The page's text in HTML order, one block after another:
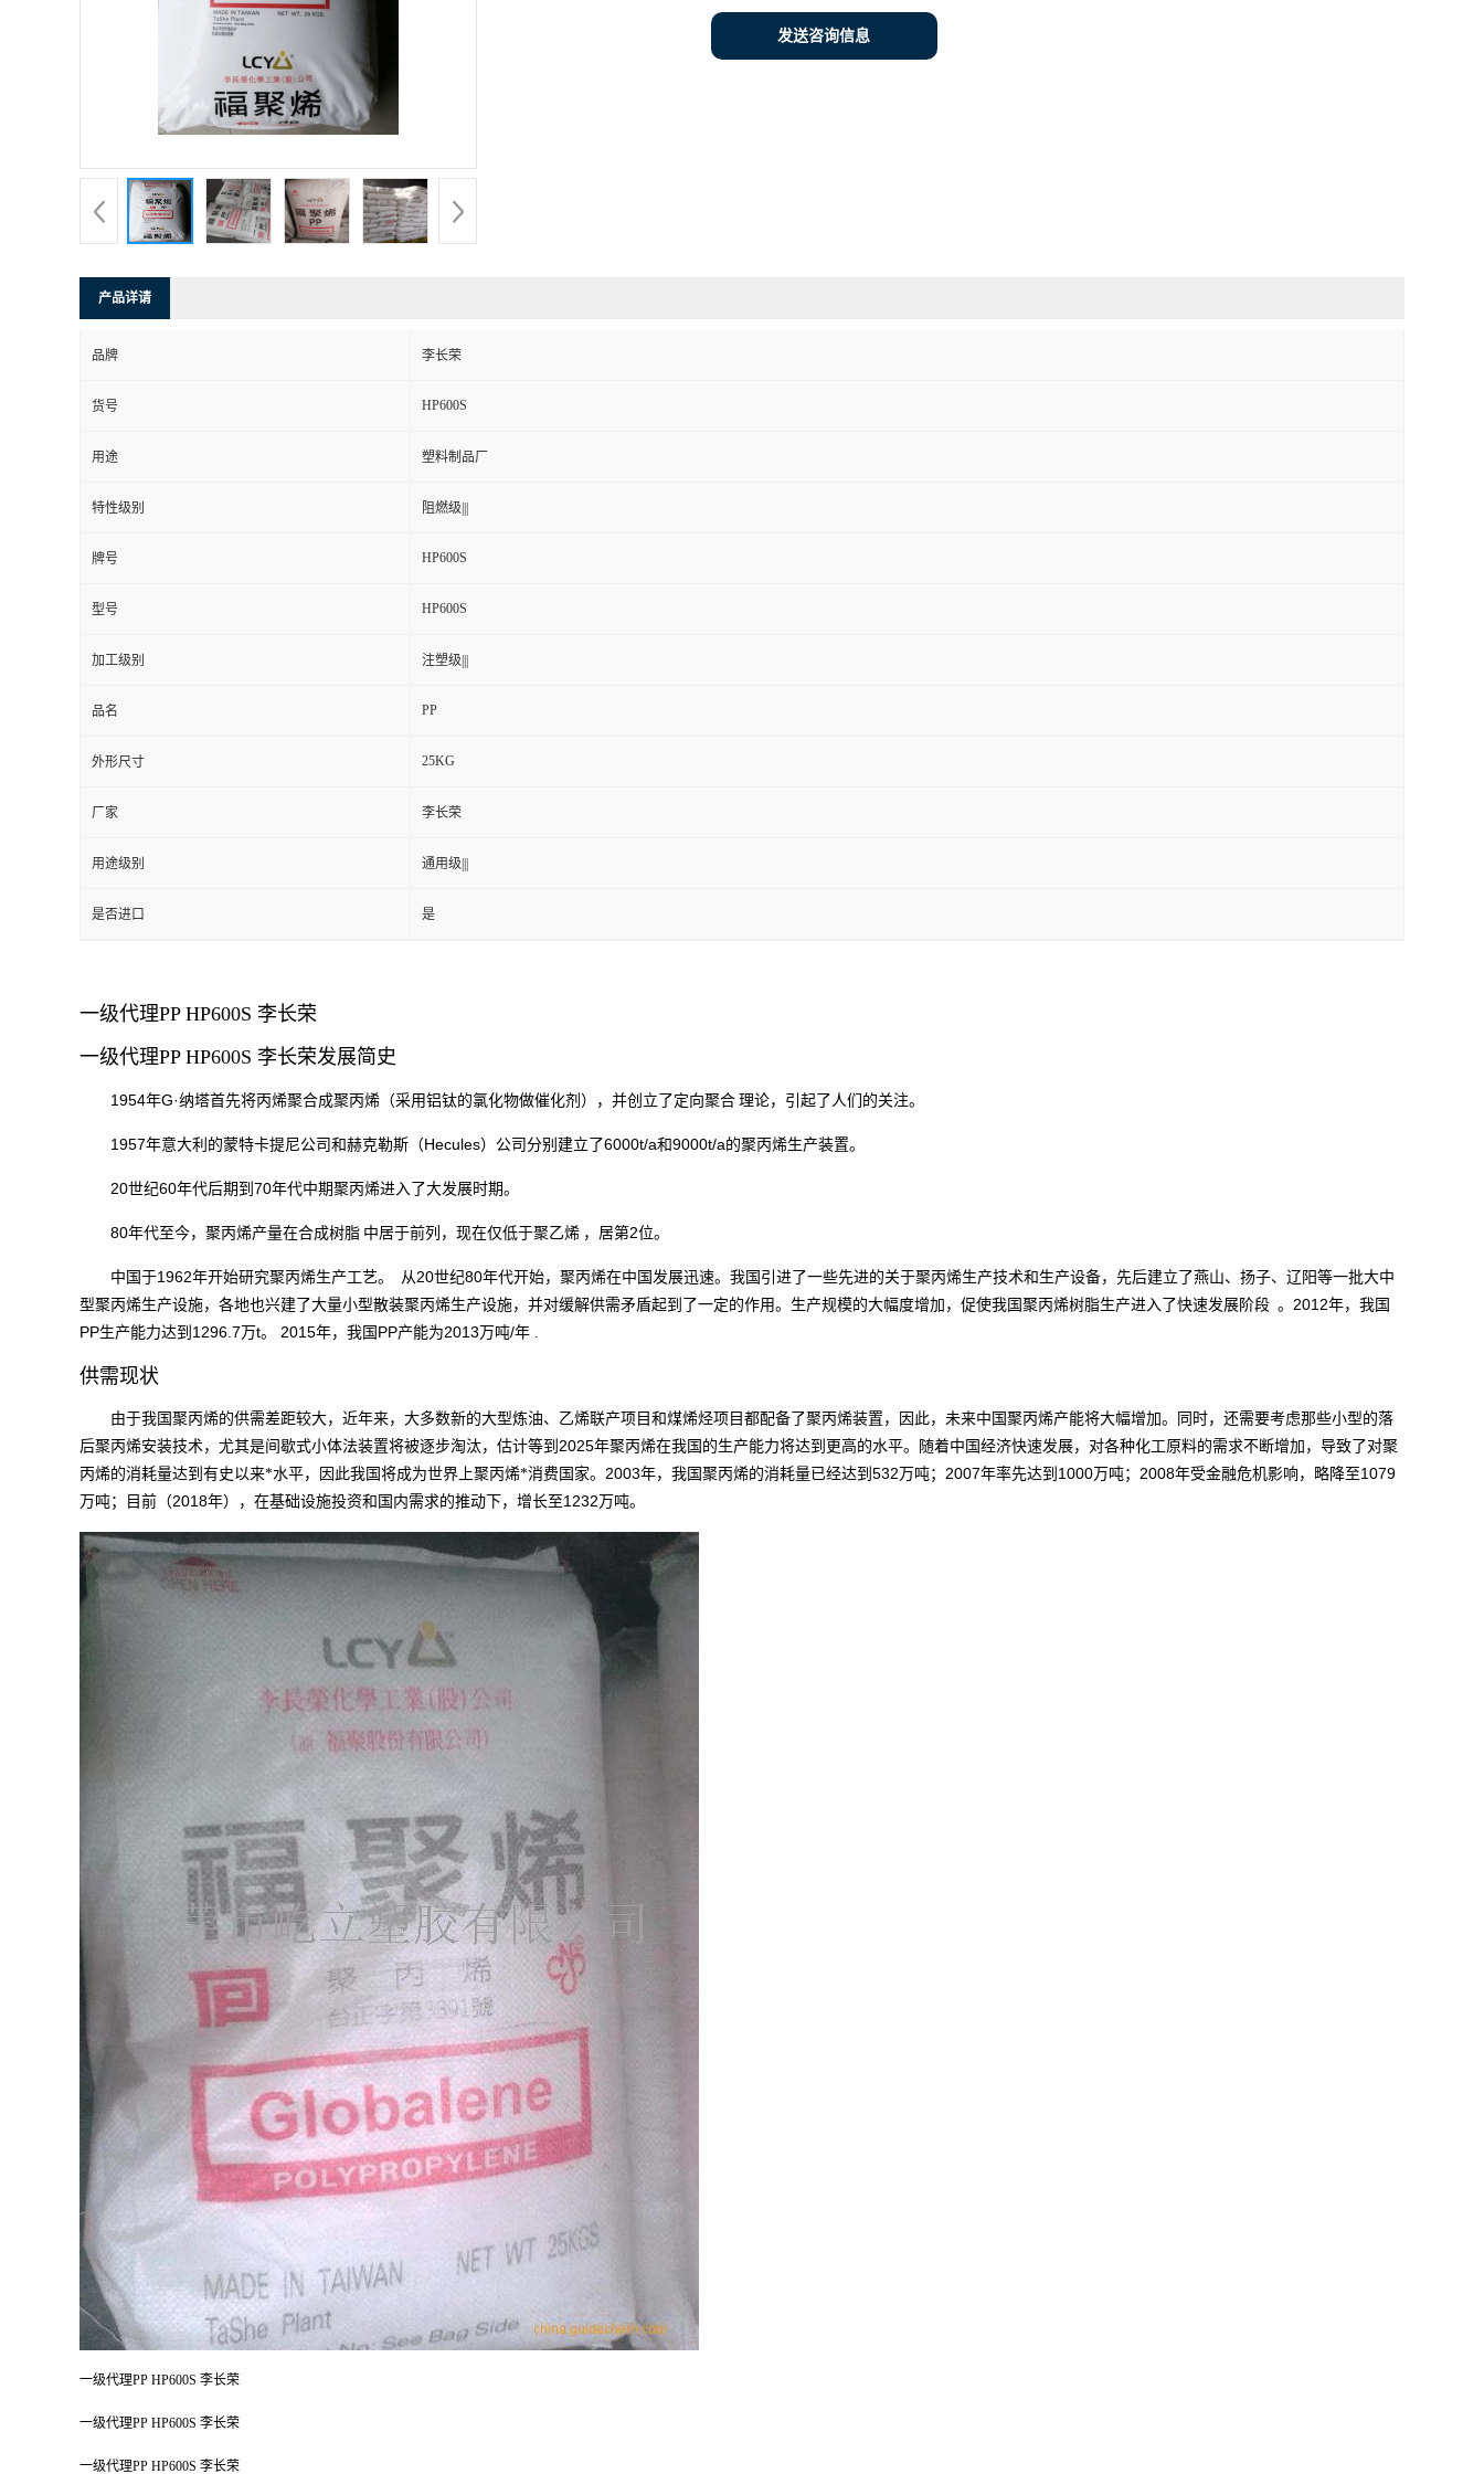
发送咨询信息
产品详请
品牌 李长荣
货号 HP600S
用途 塑料制品厂
特性级别 阻燃级|||
牌号 HP600S
型号 HP600S
加工级别 注塑级|||
品名 PP
外形尺寸 25KG
厂家 李长荣
用途级别 通用级|||
是否进口 是
一级代理PP HP600S 李长荣
一级代理PP HP600S 李长荣发展简史
1954年G·纳塔首先将丙烯聚合成聚丙烯（采用铝钛的氯化物做催化剂），并创立了定向聚合 理论，引起了人们的关注。
1957年意大利的蒙特卡提尼公司和赫克勒斯（Hecules）公司分别建立了6000t/a和9000t/a的聚丙烯生产装置。
20世纪60年代后期到 70年代中期聚丙烯进入了大发展时期。
80年代至今，聚丙烯产量在合成树脂 中居于前列，现在仅低于聚乙烯 ，居第2位。
中国于1962年开始研究聚丙烯生产工艺。 从20世纪80年代开始，聚丙烯在中国发展迅速。我国引进了一些先进的关于聚丙烯生产技术和生产设备，先后建立了燕山、扬子、辽阳等一批大中
型聚丙烯生产设施，各地也兴建了大量小型散装聚丙烯生产设施，并对缓解供需矛盾起到了一定的作用。生产规模的大幅度增加，促使我国聚丙烯树脂生产进入了快速发展阶段 。 2012年，我国
PP生产能力达到 1296.7 万t。 2015年，我国 PP产能为2013 万吨/年 .
供需现状
由于我国聚丙烯的供需差距较大，近年来，大多数新的大型炼油、乙烯联产项目和煤烯烃项目都配备了聚丙烯装置，因此，未来中国聚丙烯产能将大幅增加。同时，还需要考虑那些小型的落
后聚丙烯安装技术，尤其是间歇式小体法装置将被逐步淘汰，估计等到 2025年聚丙烯在我国的生产能力将达到更高的水平。随着中国经济快速发展，对各种化工原料的需求不断增加，导致了对聚
丙烯的消耗量达到有史以来*水平，因此我国将成为世界上聚丙烯*消费国家。 2003年，我国聚丙烯的消耗量已经达到 532 万吨； 2007年率先达到 1000万吨； 2008年受金融危机影响，略降至1079
万吨；目前（2018年），在基础设施投资和国内需求的推动下，增长至1232 万吨。
一级代理PP HP600S 李长荣
一级代理PP HP600S 李长荣
一级代理PP HP600S 李长荣